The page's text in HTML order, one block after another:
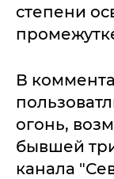
степени
В
огонь,
бывшей
канала